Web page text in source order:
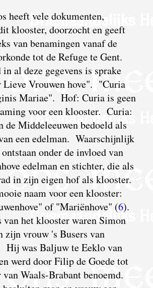
heeft vele dokumenten,
klooster, doorzocht en geeft
van benamingen vanaf de
tot de Refuge te Gent.
al deze gegevens is sprake
Lieve Vrouwen hove". "Curia
Mariae". Hof: Curia is geen
voor een klooster. Curia:
de Middeleeuwen bedoeld als
een edelman. Waarschijnlijk
onder de invloed van
edelman en stichter, die als
in zijn eigen hof als klooster.
naam voor een klooster:
of "Mariënhove" (6).
van het klooster waren Simon
zijn vrouw 's Busers van
Hij was Baljuw te Eeklo van
werd door Filip de Goede tot
Waals-Brabant benoemd.